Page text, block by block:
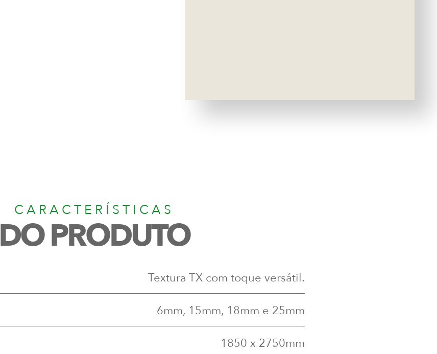
CARACTERÍSTICAS
DO PRODUTO
Textura TX com toque versátil.
6mm, 15mm, 18mm e 25mm
1850 x 2750mm